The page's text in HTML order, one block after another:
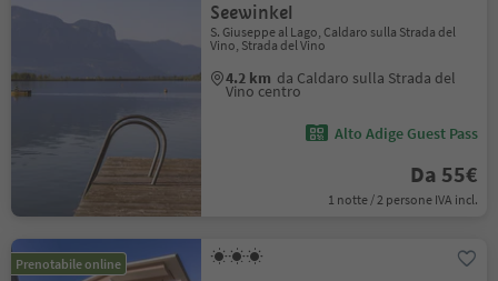
Seewinkel
S. Giuseppe al Lago, Caldaro sulla Strada del
Vino, Strada del Vino
4.2 km da Caldaro sulla Strada del
Vino centro
Alto Adige Guest Pass
Da 55€
1 notte / 2 persone IVA incl.
Prenotabile online